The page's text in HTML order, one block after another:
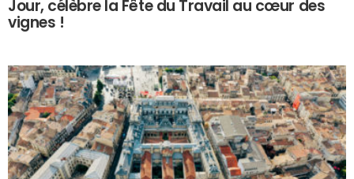
Jour, célèbre la Fête du Travail au cœur des
vignes !